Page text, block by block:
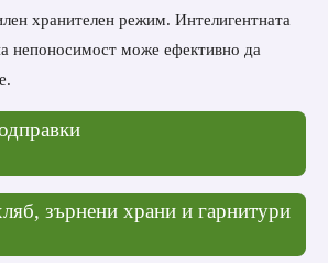
хранителен режим. Интелигентната
непоносимост може ефективно да
зърнени храни и гарнитури